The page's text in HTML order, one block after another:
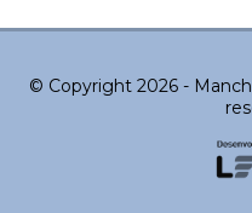
© Copyright 2026 -